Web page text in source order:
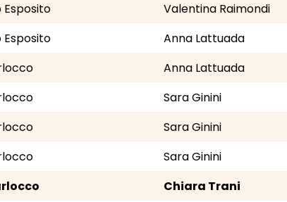
Valentina Raimondi
Anna Lattuada
Anna Lattuada
Sara Ginini
Sara Ginini
Sara Ginini
Chiara Trani